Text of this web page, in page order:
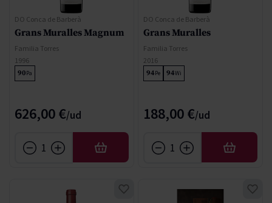
DO Conca de Barberà
Grans Muralles Magnum
Familia Torres
1996
90Pa
626,00 €
AÑADIR
DO Conca de Barberà
Grans Muralles
Familia Torres
2016
94Pe 94Wi
188,00 €
AÑADIR